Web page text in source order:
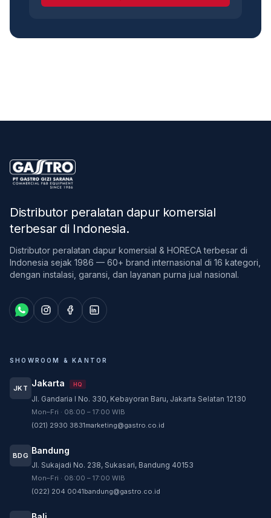
Distributor peralatan dapur komersial
terbesar di Indonesia.
Distributor peralatan dapur komersial & HORECA terbesar di
Indonesia sejak 1986 — 60+ brand internasional di 16 kategori,
dengan instalasi, garansi, dan layanan purna jual nasional.
SHOWROOM & KANTOR
JKT Jakarta HQ
Jl. Gandaria I No. 330, Kebayoran Baru, Jakarta Selatan 12130
Mon–Fri · 08:00 – 17:00 WIB
(021) 2930 3831marketing@gastro.co.id
BDG Bandung
Jl. Sukajadi No. 238, Sukasari, Bandung 40153
Mon–Fri · 08:00 – 17:00 WIB
(022) 204 0041bandung@gastro.co.id
Customer Service
sesuai kebutuhan Anda.
Tim biasanya membalas dalam beberapa menit.
CS - Tanya Produk Gastro